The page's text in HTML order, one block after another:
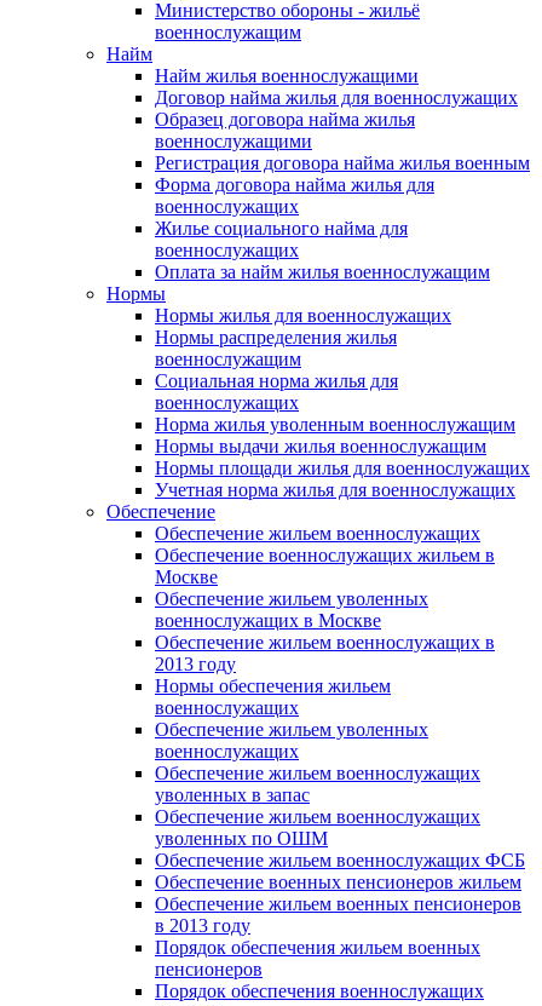
Министерство обороны - жильё
военнослужащим
Найм
Найм жилья военнослужащими
Договор найма жилья для военнослужащих
Образец договора найма жилья
военнослужащими
Регистрация договора найма жилья военным
Форма договора найма жилья для
военнослужащих
Жилье социального найма для
военнослужащих
Оплата за найм жилья военнослужащим
Нормы
Нормы жилья для военнослужащих
Нормы распределения жилья
военнослужащим
Социальная норма жилья для
военнослужащих
Норма жилья уволенным военнослужащим
Нормы выдачи жилья военнослужащим
Нормы площади жилья для военнослужащих
Учетная норма жилья для военнослужащих
Обеспечение
Обеспечение жильем военнослужащих
Обеспечение военнослужащих жильем в
Москве
Обеспечение жильем уволенных
военнослужащих в Москве
Обеспечение жильем военнослужащих в
2013 году
Нормы обеспечения жильем
военнослужащих
Обеспечение жильем уволенных
военнослужащих
Обеспечение жильем военнослужащих
уволенных в запас
Обеспечение жильем военнослужащих
уволенных по ОШМ
Обеспечение жильем военнослужащих ФСБ
Обеспечение военных пенсионеров жильем
Обеспечение жильем военных пенсионеров
в 2013 году
Порядок обеспечения жильем военных
пенсионеров
Порядок обеспечения военнослужащих